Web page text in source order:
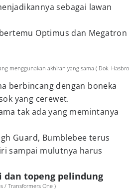
sebagai lawan
Optimus dan Megatron
menggunakan akhiran yang sama ( Dok. Hasbro
berbincang dengan boneka
yang cerewet.
tak ada yang memintanya
Guard, Bumblebee terus
sampai mulutnya harus
dan topeng pelindung
/ Transformers One )